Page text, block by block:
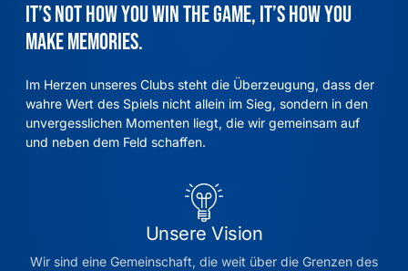
It’s not how you win the game, it’s how you
make memories.
Im Herzen unseres Clubs steht die Überzeugung, dass der
wahre Wert des Spiels nicht allein im Sieg, sondern in den
unvergesslichen Momenten liegt, die wir gemeinsam auf
und neben dem Feld schaffen.
Unsere Vision
Wir sind eine Gemeinschaft, die weit über die Grenzen des